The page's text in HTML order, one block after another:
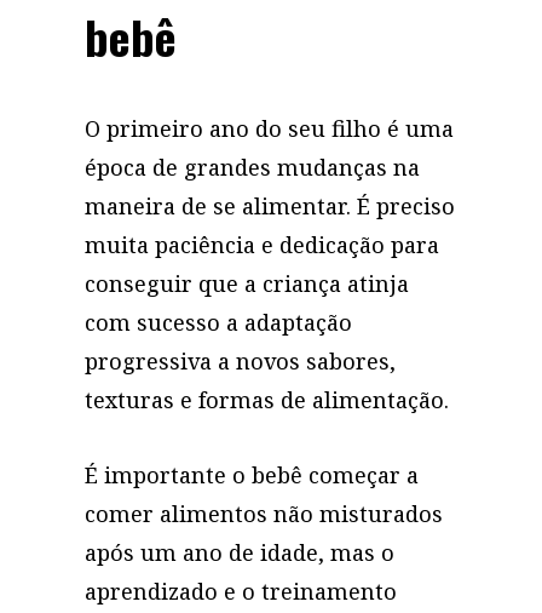
bebê
O primeiro ano do seu filho é uma
época de grandes mudanças na
maneira de se alimentar. É preciso
muita paciência e dedicação para
conseguir que a criança atinja
com sucesso a adaptação
progressiva a novos sabores,
texturas e formas de alimentação.
É importante o bebê começar a
comer alimentos não misturados
após um ano de idade, mas o
aprendizado e o treinamento